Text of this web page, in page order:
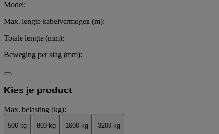
Model:
Max. lengte kabelvermogen (m):
Totale lengte (mm):
Beweging per slag (mm):
Kies je product
Max. belasting (kg):
500 kg 800 kg 1600 kg 3200 kg